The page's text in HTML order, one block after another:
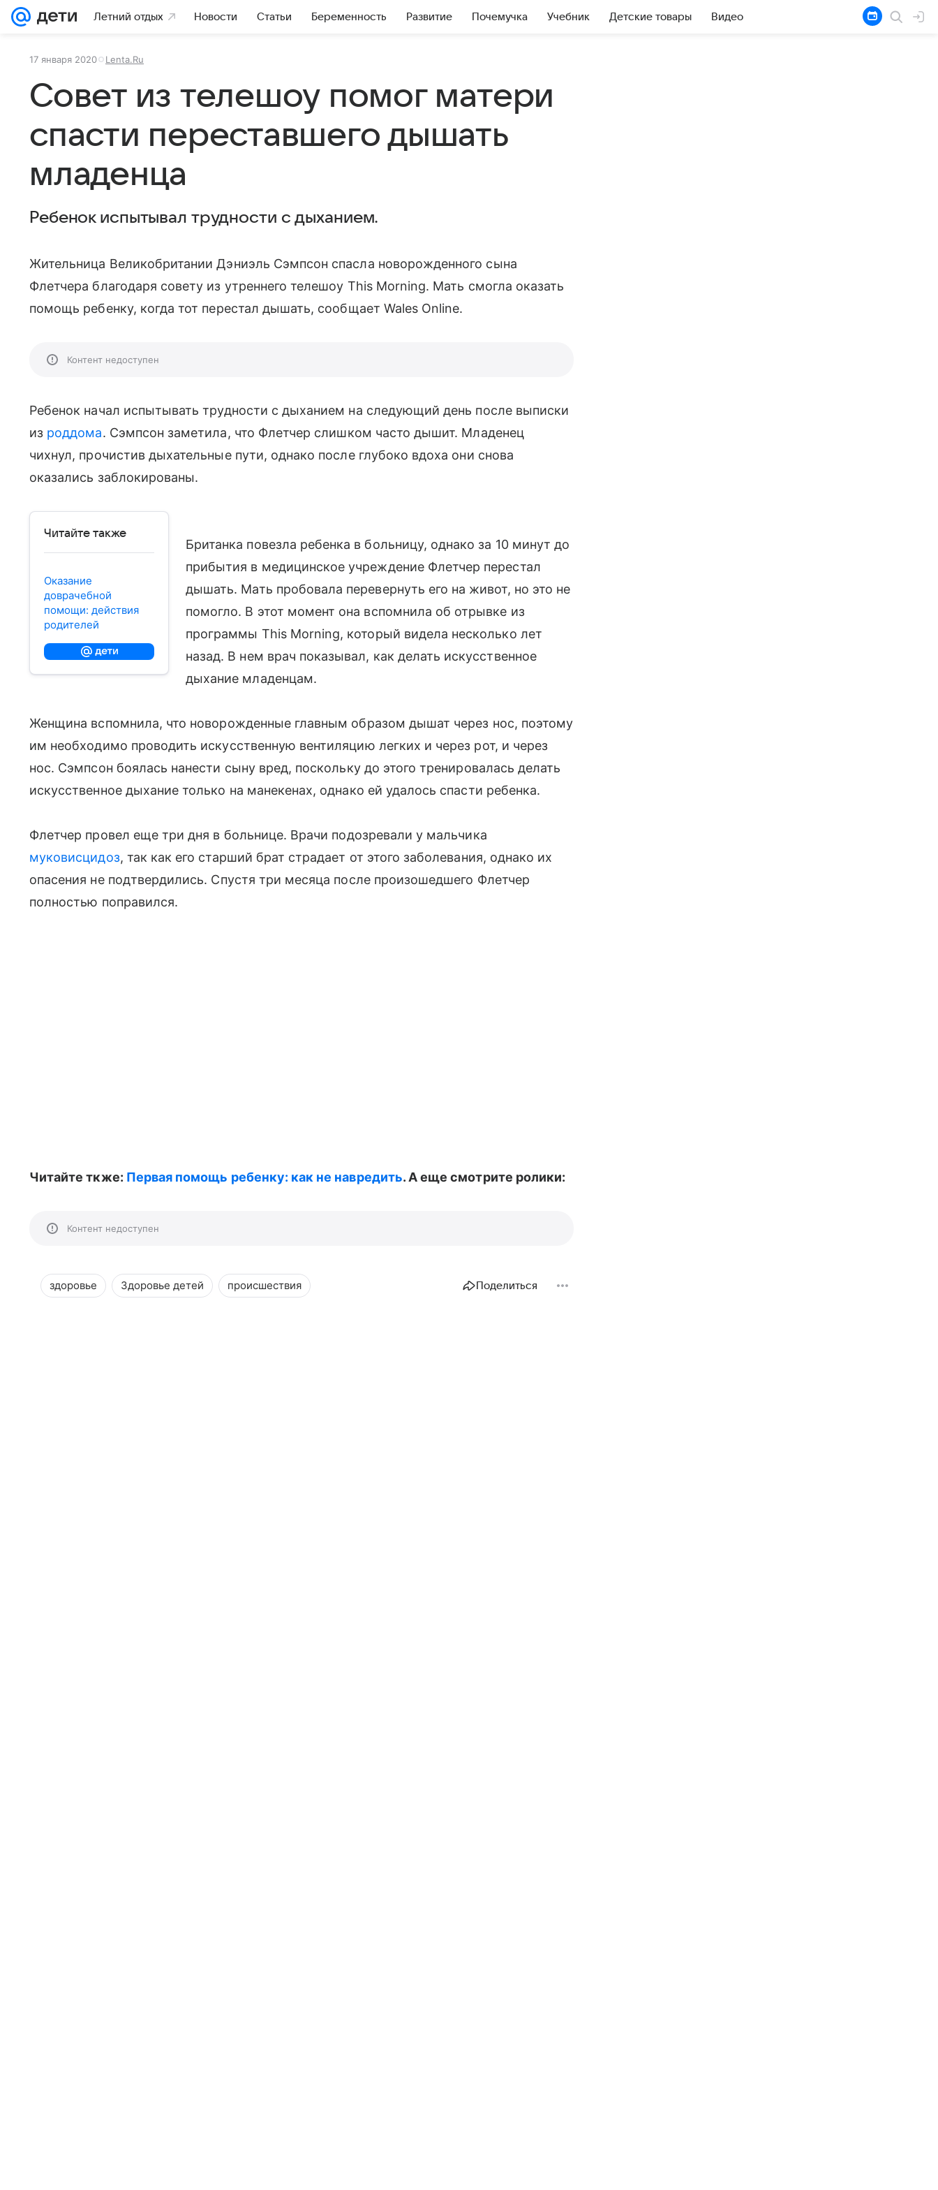
Летний отдых Новости Статьи Беременность Развитие Почемучка Учебник Детские товары Видео
17 января 2020 Lenta.Ru
Совет из телешоу помог матери
спасти переставшего дышать
младенца
Ребенок испытывал трудности с дыханием.
Жительница Великобритании Дэниэль Сэмпсон спасла новорожденного сына
Флетчера благодаря совету из утреннего телешоу This Morning. Мать смогла оказать
помощь ребенку, когда тот перестал дышать, сообщает Wales Online.
Контент недоступен
Ребенок начал испытывать трудности с дыханием на следующий день после выписки
из роддома. Сэмпсон заметила, что Флетчер слишком часто дышит. Младенец
чихнул, прочистив дыхательные пути, однако после глубоко вдоха они снова
оказались заблокированы.
Читайте также
Оказание
доврачебной
помощи: действия
родителей
Британка повезла ребенка в больницу, однако за 10 минут до
прибытия в медицинское учреждение Флетчер перестал
дышать. Мать пробовала перевернуть его на живот, но это не
помогло. В этот момент она вспомнила об отрывке из
программы This Morning, который видела несколько лет
назад. В нем врач показывал, как делать искусственное
дыхание младенцам.
Женщина вспомнила, что новорожденные главным образом дышат через нос, поэтому
им необходимо проводить искусственную вентиляцию легких и через рот, и через
нос. Сэмпсон боялась нанести сыну вред, поскольку до этого тренировалась делать
искусственное дыхание только на манекенах, однако ей удалось спасти ребенка.
Флетчер провел еще три дня в больнице. Врачи подозревали у мальчика
муковисцидоз, так как его старший брат страдает от этого заболевания, однако их
опасения не подтвердились. Спустя три месяца после произошедшего Флетчер
полностью поправился.
Читайте ткже: Первая помощь ребенку: как не навредить. А еще смотрите ролики:
Контент недоступен
здоровье Здоровье детей происшествия Поделиться